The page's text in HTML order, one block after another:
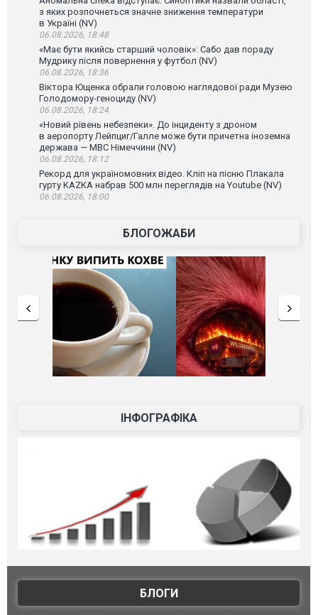
з яких розпочнеться значне зниження температури
в Україні (NV)
06.08.2026, 18:48
«Має бути якийсь старший чоловік»: Сабо дав пораду
Мудрику після повернення у футбол (NV)
06.08.2026, 18:36
Віктора Ющенка обрали головою наглядової ради Музею
Голодомору-геноциду (NV)
06.08.2026, 18:24
«Новий рівень небезпеки». До інциденту з дроном
в аеропорту Лейпциг/Галле може бути причетна іноземна
держава — МВС Німеччини (NV)
06.08.2026, 18:12
Рекорд для україномовних відео. Кліп на пісню Плакала
гурту KAZKA набрав 500 млн переглядів на Youtube (NV)
06.08.2026, 18:00
БЛОГОЖАБИ
ІНФОГРАФІКА
БЛОГИ